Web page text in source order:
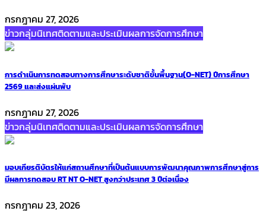
กรกฎาคม 27, 2026
ข่าวกลุ่มนิเทศติดตามและประเมินผลการจัดการศึกษา
การดำเนินการทดสอบทางการศึกษาระดับชาติขั้นพื้นฐาน(O-NET) ปีการศึกษา
2569 และส่งแผ่นพับ
กรกฎาคม 27, 2026
ข่าวกลุ่มนิเทศติดตามและประเมินผลการจัดการศึกษา
มอบเกียรติบัตรให้แก่สถานศึกษาที่เป็นต้นแบบการพัฒนาคุณภาพการศึกษาสู่การ
มีผลการทดสอบ RT NT O-NET สูงกว่าประเทศ 3 ปีต่อเนื่อง
กรกฎาคม 23, 2026